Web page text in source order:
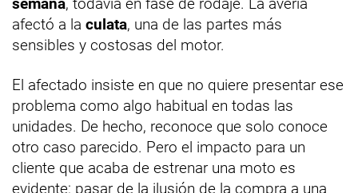
afectó a la culata, una de las partes más
sensibles y costosas del motor.
El afectado insiste en que no quiere presentar ese
problema como algo habitual en todas las
unidades. De hecho, reconoce que solo conoce
otro caso parecido. Pero el impacto para un
cliente que acaba de estrenar una moto es
evidente: pasar de la ilusión de la compra a una